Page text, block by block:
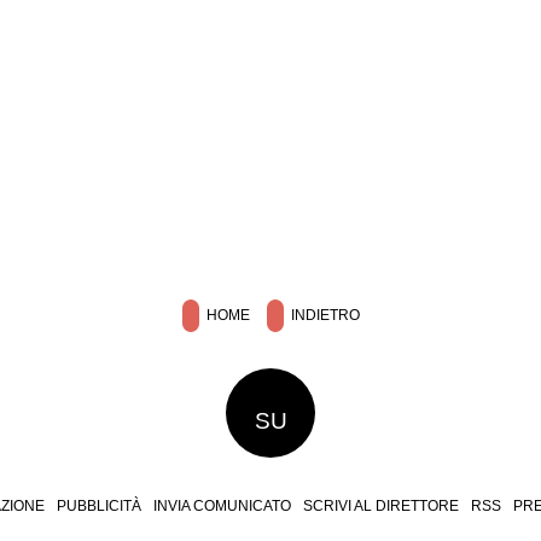
HOME INDIETRO
SU
PUBBLICITÀ INVIA COMUNICATO SCRIVI AL DIRETTORE RSS